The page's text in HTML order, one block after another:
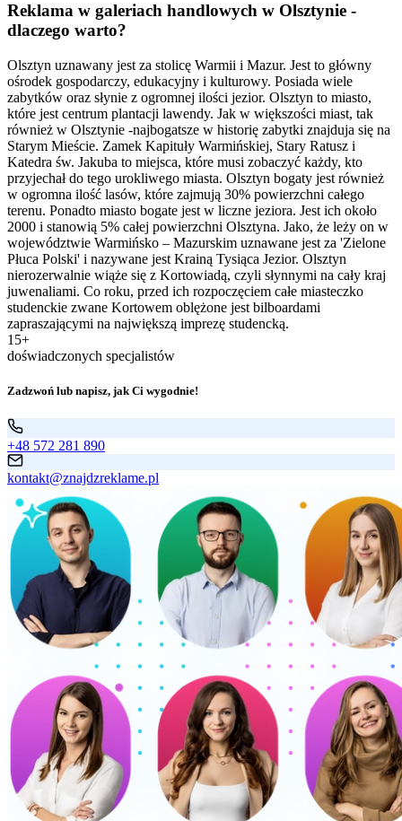
Reklama w galeriach handlowych w Olsztynie -
dlaczego warto?
Olsztyn uznawany jest za stolicę Warmii i Mazur. Jest to główny
ośrodek gospodarczy, edukacyjny i kulturowy. Posiada wiele
zabytków oraz słynie z ogromnej ilości jezior. Olsztyn to miasto,
które jest centrum plantacji lawendy. Jak w większości miast, tak
również w Olsztynie -najbogatsze w historię zabytki znajduja się na
Starym Mieście. Zamek Kapituły Warmińskiej, Stary Ratusz i
Katedra św. Jakuba to miejsca, które musi zobaczyć każdy, kto
przyjechał do tego urokliwego miasta. Olsztyn bogaty jest również
w ogromna ilość lasów, które zajmują 30% powierzchni całego
terenu. Ponadto miasto bogate jest w liczne jeziora. Jest ich około
2000 i stanowią 5% całej powierzchni Olsztyna. Jako, że leży on w
województwie Warmińsko – Mazurskim uznawane jest za 'Zielone
Płuca Polski' i nazywane jest Krainą Tysiąca Jezior. Olsztyn
nierozerwalnie wiąże się z Kortowiadą, czyli słynnymi na cały kraj
juwenaliami. Co roku, przed ich rozpoczęciem całe miasteczko
studenckie zwane Kortowem oblężone jest bilboardami
zapraszającymi na największą imprezę studencką.
15+
doświadczonych specjalistów
Zadzwoń lub napisz, jak Ci wygodnie!
+48 572 281 890
kontakt@znajdzreklame.pl